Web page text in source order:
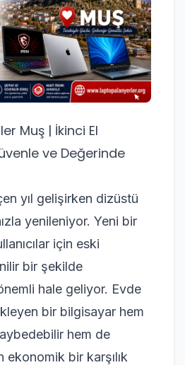
Muş | İkinci El
ve Değerinde
yıl gelişirken dizüstü
yenileniyor. Yeni bir
için eski
bir şekilde
hale geliyor. Evde
bir bilgisayar hem
hem de
ekonomik bir karşılık